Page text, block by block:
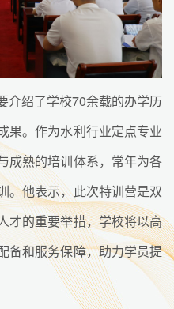
介绍了学校70余载的办学历
果。作为水利行业定点专业
成熟的培训体系，常年为各
。他表示，此次特训营是双
才的重要举措，学校将以高
备和服务保障，助力学员提